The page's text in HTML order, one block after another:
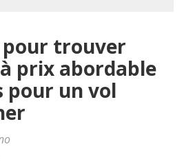
pour trouver
prix abordable
pour un vol